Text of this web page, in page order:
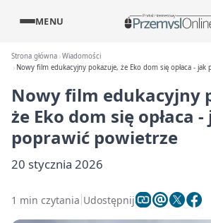
MENU
Strona główna Wiadomości
Nowy film edukacyjny pokazuje, że Eko dom się opłaca -
Nowy film edukacyjny
że Eko dom się opłaca
poprawić powietrze
20 stycznia 2026
1 min czytania Udostępnij